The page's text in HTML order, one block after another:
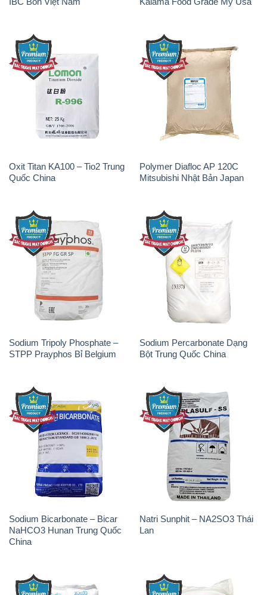
Oxit Titan KA100 – Tio2 Trung
Quốc China
Polymer Diafloc AP 120C
Mitsubishi Nhật Bản Japan
Sodium Tripoly Phosphate –
STPP Prayphos Bỉ Belgium
Sodium Percarbonate Dạng
Bột Trung Quốc China
Sodium Bicarbonate – Bicar
NaHCO3 Hunan Trung Quốc
China
Natri Sunphit – NA2SO3 Thái
Lan